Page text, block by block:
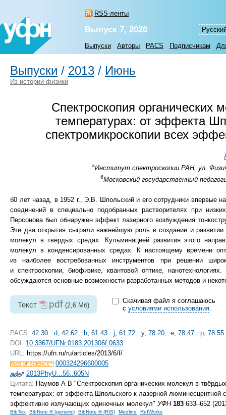
RSS-ленты
Выпуск 7, 2026
Выпуски Авторы PACS Подписчикам
Выпуски / 2013 / Июнь
Из истории физики
Спектроскопия органических
температурах: от эффекта
спектромикроскопии всех
аИнститут спектроскопии РАН, ул.
бМосковский государственный
б0 лет назад, в 1952 г., Э.В. Шпольский и его сотрудники впервые
соединений в специально подобранных растворителях при
Персонова был обнаружен эффект лазерного возбуждения
Эти два открытия сыграли важнейшую роль в создании и
молекул в твёрдых средах. Кульминацией развития этого
молекул в конденсированных средах. К настоящему времени
из наиболее востребованных инструментов при решении
и спектроскопии, биофизике, квантовой оптике,
обсуждаются основные возможности разработанных методов и
Текст pdf (2,6 Мб)
Скачивая файл я соглашаюсь
с условиями использования.
PACS: 42.30.−d 42.62.−b 61.43.−j 61.72.−y, 78.20.−e 78.47.−p
DOI: 10.3367/UFNr.0183.201306f.0633
URL: https://ufn.ru/ru/articles/2013/6/f/
000324296600005
2013PhyU...56..605N
Цитата: Наумов А В "Спектроскопия органических молекул в
температурах: от эффекта Шпольского к лазерной люминесцентной
эффективно излучающих одиночных молекул" УФН 183 633–652
BibTex BibNote ® (generic) BibNote ® (RIS) Medline
RefWorks